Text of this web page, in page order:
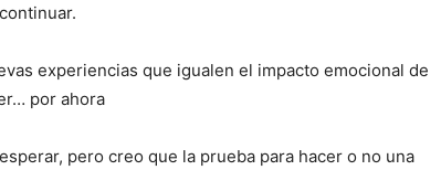
experiencias que igualen el impacto emocional de
por ahora
pero creo que la prueba para hacer o no una